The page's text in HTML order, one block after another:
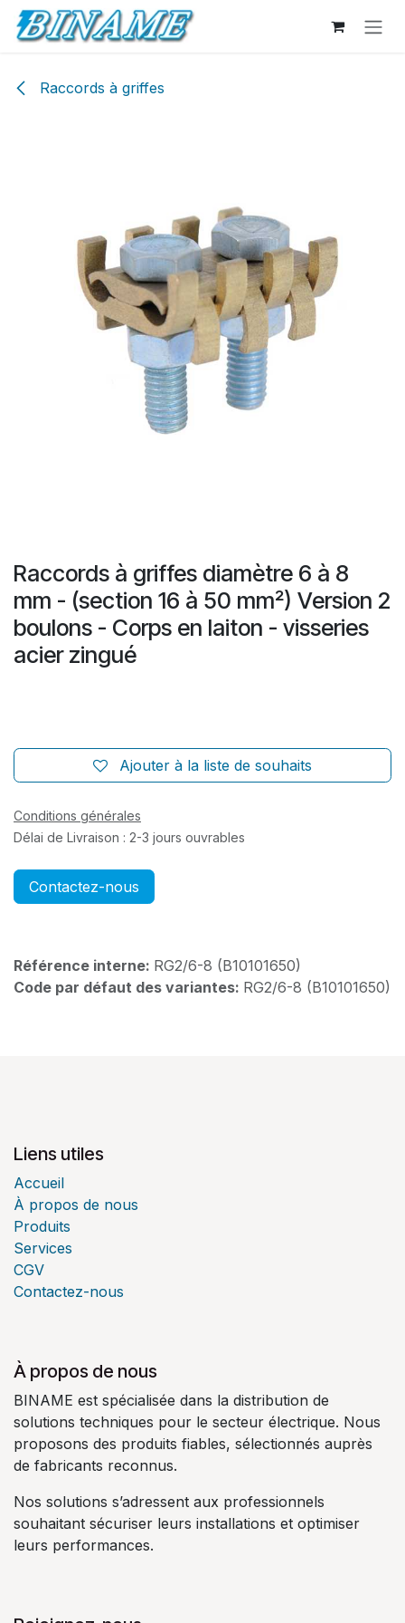
Se rendre au contenu
Raccords à griffes
Raccords à griffes diamètre 6 à 8
mm - (section 16 à 50 mm²) Version 2
boulons - Corps en laiton - visseries
acier zingué
Ajouter à la liste de souhaits
Conditions générales
Délai de Livraison : 2-3 jours ouvrables
Contactez-nous
Référence interne: RG2/6-8 (B10101650)
Code par défaut des variantes: RG2/6-8 (B10101650)
Liens utiles
Accueil
À propos de nous
Produits
Services
CGV
Contactez-nous
À propos de nous
BINAME est spécialisée dans la distribution de
solutions techniques pour le secteur électrique. Nous
proposons des produits fiables, sélectionnés auprès
de fabricants reconnus.
Nos solutions s’adressent aux professionnels
souhaitant sécuriser leurs installations et optimiser
leurs performances.